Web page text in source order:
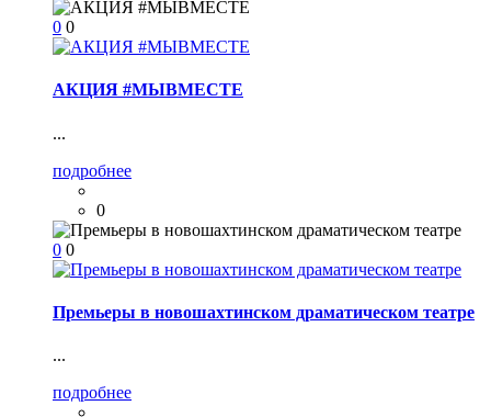
0 0
АКЦИЯ #МЫВМЕСТЕ
...
подробнее
0
0 0
Премьеры в новошахтинском драматическом театре
...
подробнее